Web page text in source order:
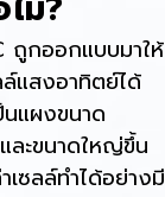
ถูกออกแบบมาให้
แสงอาทิตย์ได้
แผงขนาด
ละขนาดใหญ่ขึ้น
ซลล์ทำได้อย่างมี